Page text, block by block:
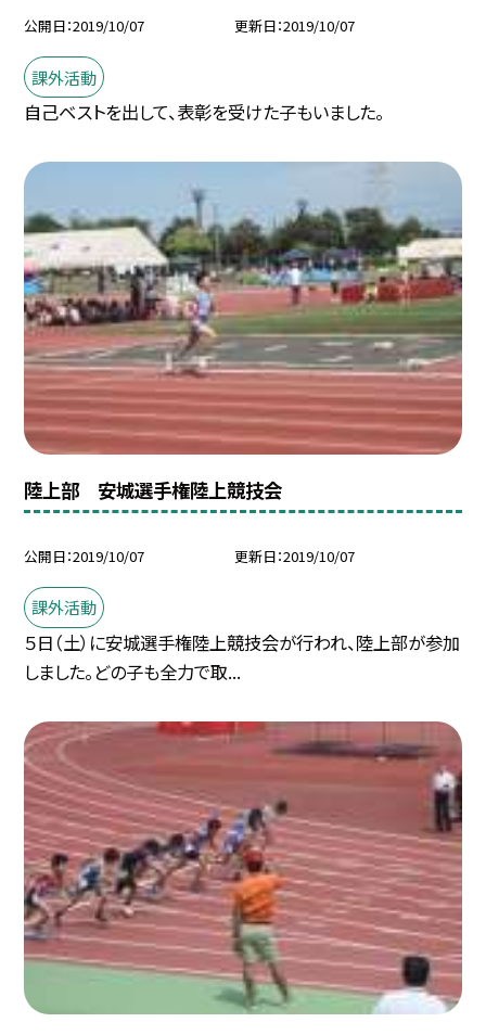
公開日 2019/10/07 更新日 2019/10/07
課外活動
自己ベストを出して、表彰を受けた子もいました。
陸上部 安城選手権陸上競技会
公開日 2019/10/07 更新日 2019/10/07
課外活動
５日（土）に安城選手権陸上競技会が行われ、陸上部が参加
しました。どの子も全力で取...